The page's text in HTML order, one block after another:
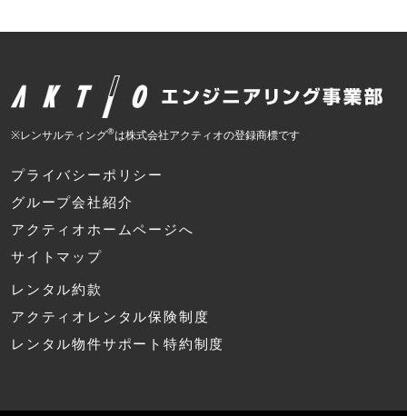
※レンサルティング®は株式会社アクティオの登録商標です
プライバシーポリシー
グループ会社紹介
アクティオホームページへ
サイトマップ
レンタル約款
アクティオレンタル保険制度
レンタル物件サポート特約制度